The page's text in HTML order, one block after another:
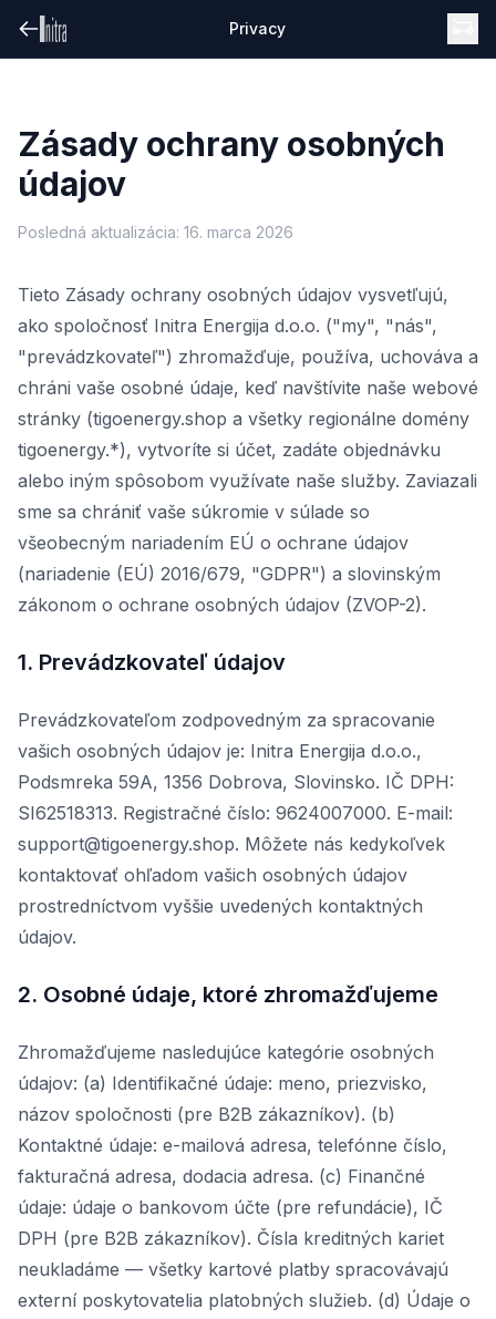
Privacy
Zásady ochrany osobných
údajov
Posledná aktualizácia: 16. marca 2026
Tieto Zásady ochrany osobných údajov vysvetľujú,
ako spoločnosť Initra Energija d.o.o. ("my", "nás",
"prevádzkovateľ") zhromažďuje, používa, uchováva a
chráni vaše osobné údaje, keď navštívite naše webové
stránky (tigoenergy.shop a všetky regionálne domény
tigoenergy.*), vytvoríte si účet, zadáte objednávku
alebo iným spôsobom využívate naše služby. Zaviazali
sme sa chrániť vaše súkromie v súlade so
všeobecným nariadením EÚ o ochrane údajov
(nariadenie (EÚ) 2016/679, "GDPR") a slovinským
zákonom o ochrane osobných údajov (ZVOP-2).
1. Prevádzkovateľ údajov
Prevádzkovateľom zodpovedným za spracovanie
vašich osobných údajov je: Initra Energija d.o.o.,
Podsmreka 59A, 1356 Dobrova, Slovinsko. IČ DPH:
SI62518313. Registračné číslo: 9624007000. E-mail:
support@tigoenergy.shop. Môžete nás kedykoľvek
kontaktovať ohľadom vašich osobných údajov
prostredníctvom vyššie uvedených kontaktných
údajov.
2. Osobné údaje, ktoré zhromažďujeme
Zhromažďujeme nasledujúce kategórie osobných
údajov: (a) Identifikačné údaje: meno, priezvisko,
názov spoločnosti (pre B2B zákazníkov). (b)
Kontaktné údaje: e-mailová adresa, telefónne číslo,
fakturačná adresa, dodacia adresa. (c) Finančné
údaje: údaje o bankovom účte (pre refundácie), IČ
DPH (pre B2B zákazníkov). Čísla kreditných kariet
neukladáme — všetky kartové platby spracovávajú
externí poskytovatelia platobných služieb. (d) Údaje o